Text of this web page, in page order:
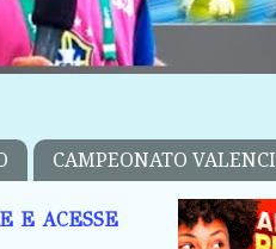
CAMPEONATO
E ACESSE